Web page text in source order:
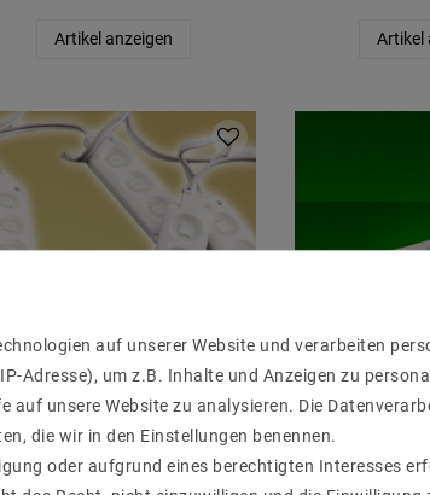
Artikel anzeigen Artikel
LED Module 3xPower
SMD LEDs Warmweiß
Wasserdicht 12V
20x 3er
HL03 1.08W
UVP
auf unserer Website und verarbeiten
Adresse), um z.B. Inhalte und Anzeigen zu
auf unsere Website zu analysieren. Die
die wir in den Einstellungen benennen.
oder aufgrund eines berechtigten Interesses